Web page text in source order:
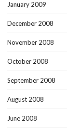
January 2009
December 2008
November 2008
October 2008
September 2008
August 2008
June 2008